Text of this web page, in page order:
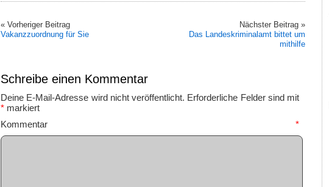
« Vorheriger Beitrag
Vakanzzuordnung für Sie
Nächster Beitrag »
Das Landeskriminalamt bittet um
mithilfe
Schreibe einen Kommentar
Deine E-Mail-Adresse wird nicht veröffentlicht. Erforderliche Felder sind mit
* markiert
Kommentar *